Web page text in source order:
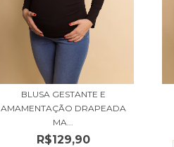
BLUSA GESTANTE E
AMAMENTAÇÃO DRAPEADA
MA...
R$129,90